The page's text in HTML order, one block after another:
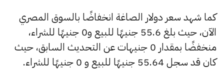
كما شهد سعر دولار الصاغة انخفاضًا بالسوق المصري
الآن، حيث بلغ 55.6 جنيهًا للبيع و0 جنيهًا للشراء،
منخفضًا بمقدار 0 جنيهات عن التحديث السابق، حيث
كان قد سجل 55.64 جنيهًا للبيع و 0 جنيهًا للشراء.